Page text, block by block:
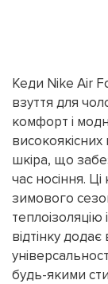
Кеди Nike Air
взуття для
комфорт і
високоякісних
шкіра, що
час носіння.
зимового
відтінку додає
будь-якими